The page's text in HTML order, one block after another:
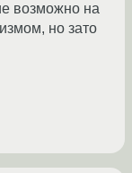
возможно на
но зато